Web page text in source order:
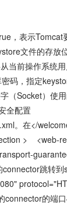
，表示Tomcat
文件的存放
当前操作系统
码，指定
（Socket）使
全配置
在</welcome-
> <web-
跳转到ssl
的端口